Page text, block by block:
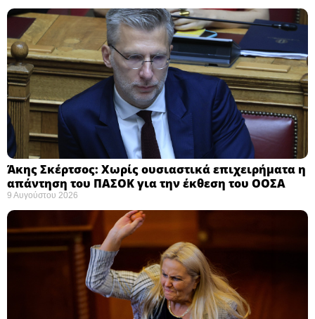
Άκης Σκέρτσος: Χωρίς ουσιαστικά επιχειρήματα η
απάντηση του ΠΑΣΟΚ για την έκθεση του ΟΟΣΑ ​
9 Αυγούστου 2026